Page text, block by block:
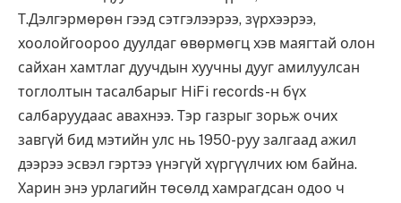
Т.Дэлгэрмөрөн гээд сэтгэлээрээ, зүрхээрээ,
хоолойгоороо дуулдаг өвөрмөгц хэв маягтай олон
сайхан хамтлаг дуучдын хуучны дууг амилуулсан
тоглолтын тасалбарыг HiFi records-н бүх
салбаруудаас авахнээ. Тэр газрыг зорьж очих
завгүй бид мэтийн улс нь 1950-руу залгаад ажил
дээрээ эсвэл гэртээ үнэгүй хүргүүлчих юм байна.
Харин энэ урлагийн төсөлд хамрагдсан одоо ч